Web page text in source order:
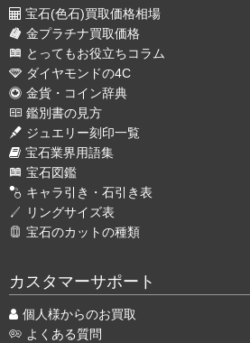
宝石(色石)買取価格相場
金プラチナ買取価格
とってもお役立ちコラム
ダイヤモンドの4C
金貨・コイン辞典
鑑別書の見方
ジュエリー刻印一覧
宝石業界用語集
宝石図鑑
キャラ引き・石引き表
リングサイズ表
宝石のカットの種類
カスタマーサポート
個人様からのお買取
よくある質問